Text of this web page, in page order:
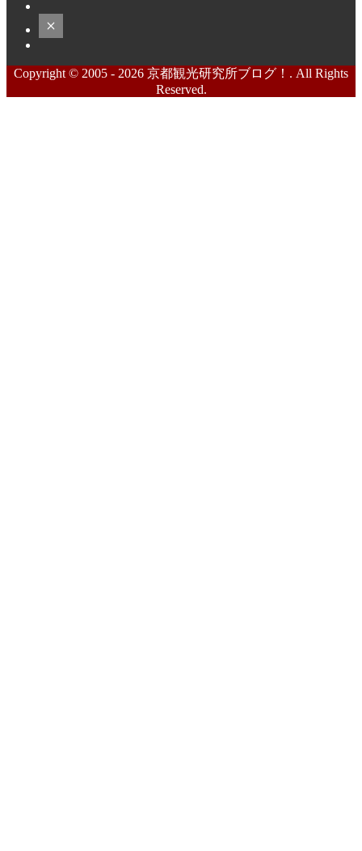
Copyright © 2005 - 2026 京都観光研究所ブログ！. All Rights
Reserved.